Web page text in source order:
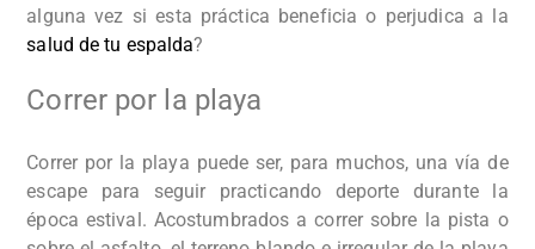
alguna vez si esta práctica beneficia o perjudica a la
salud de tu espalda?
Correr por la playa
Correr por la playa puede ser, para muchos, una vía de
escape para seguir practicando deporte durante la
época estival. Acostumbrados a correr sobre la pista o